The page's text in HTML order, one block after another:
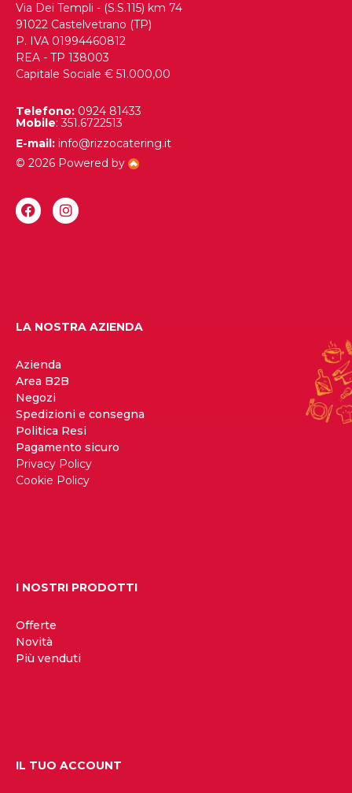
Via Dei Templi - (S.S.115) km 74
91022 Castelvetrano (TP)
P. IVA 01994460812
REA - TP 138003
Capitale Sociale € 51.000,00
Telefono: 0924 81433
Mobile: 351.6722513
E-mail: info@rizzocatering.it
© 2026 Powered by
LA NOSTRA AZIENDA
Azienda
Area B2B
Negozi
Spedizioni e consegna
Politica Resi
Pagamento sicuro
Privacy Policy
Cookie Policy
I NOSTRI PRODOTTI
Offerte
Novità
Più venduti
IL TUO ACCOUNT